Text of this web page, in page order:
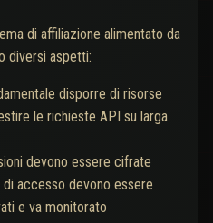
di affiliazione alimentato da
diversi aspetti:
disporre di risorse
le richieste API su larga
devono essere cifrate
accesso devono essere
e va monitorato